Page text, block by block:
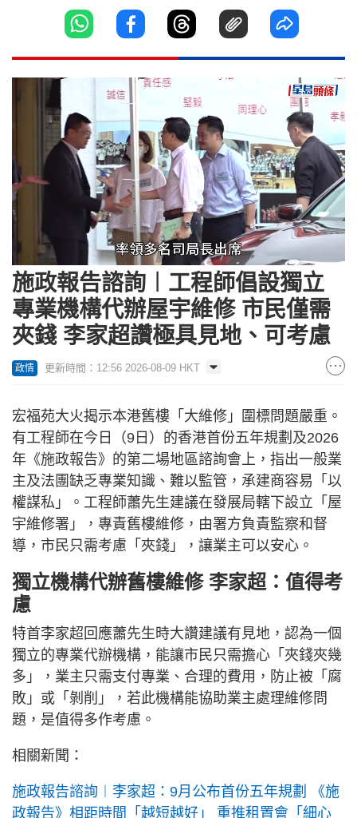
Unmute Loaded:
19.42%
施政報告諮詢︱工程師倡設獨立
專業機構代辦屋宇維修 市民僅需
夾錢 李家超讚極具見地、可考慮
政情 更新時間：12:56 2026-08-09 HKT
宏福苑大火揭示本港舊樓「大維修」圍標問題嚴重。
有工程師在今日（9日）的香港首份五年規劃及2026
年《施政報告》的第二場地區諮詢會上，指出一般業
主及法團缺乏專業知識、難以監管，承建商容易「以
權謀私」。工程師蕭先生建議在發展局轄下設立「屋
宇維修署」，專責舊樓維修，由署方負責監察和督
導，市民只需考慮「夾錢」，讓業主可以安心。
獨立機構代辦舊樓維修 李家超：值得考
慮
特首李家超回應蕭先生時大讚建議有見地，認為一個
獨立的專業代辦機構，能讓市民只需擔心「夾錢夾幾
多」，業主只需支付專業、合理的費用，防止被「腐
敗」或「剝削」，若此機構能協助業主處理維修問
題，是值得多作考慮。
相關新聞：
施政報告諮詢︱李家超：9月公布首份五年規劃 《施
政報告》相距時間「越短越好」 重推租置會「細心